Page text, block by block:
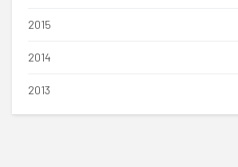
2015
2014
2013